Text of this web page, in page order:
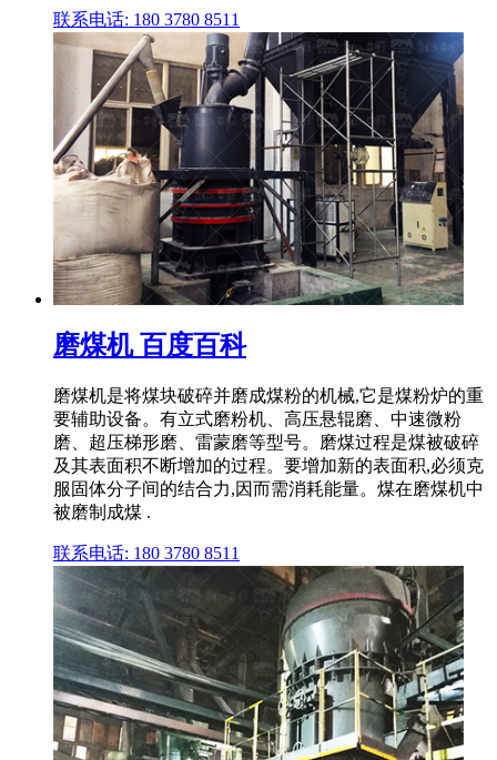
联系电话: 180 3780 8511
磨煤机 百度百科
磨煤机是将煤块破碎并磨成煤粉的机械,它是煤粉炉的重
要辅助设备。有立式磨粉机、高压悬辊磨、中速微粉
磨、超压梯形磨、雷蒙磨等型号。磨煤过程是煤被破碎
及其表面积不断增加的过程。要增加新的表面积,必须克
服固体分子间的结合力,因而需消耗能量。煤在磨煤机中
被磨制成煤 .
联系电话: 180 3780 8511